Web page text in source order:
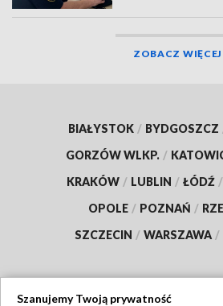
ZOBACZ WIĘCEJ
BIAŁYSTOK / BYDGOSZCZ
GORZÓW WLKP. /
KRAKÓW / LUBLIN / ŁÓDŹ /
OPOLE / POZNAŃ /
SZCZECIN / WARSZAWA /
Szanujemy Twoją prywatność